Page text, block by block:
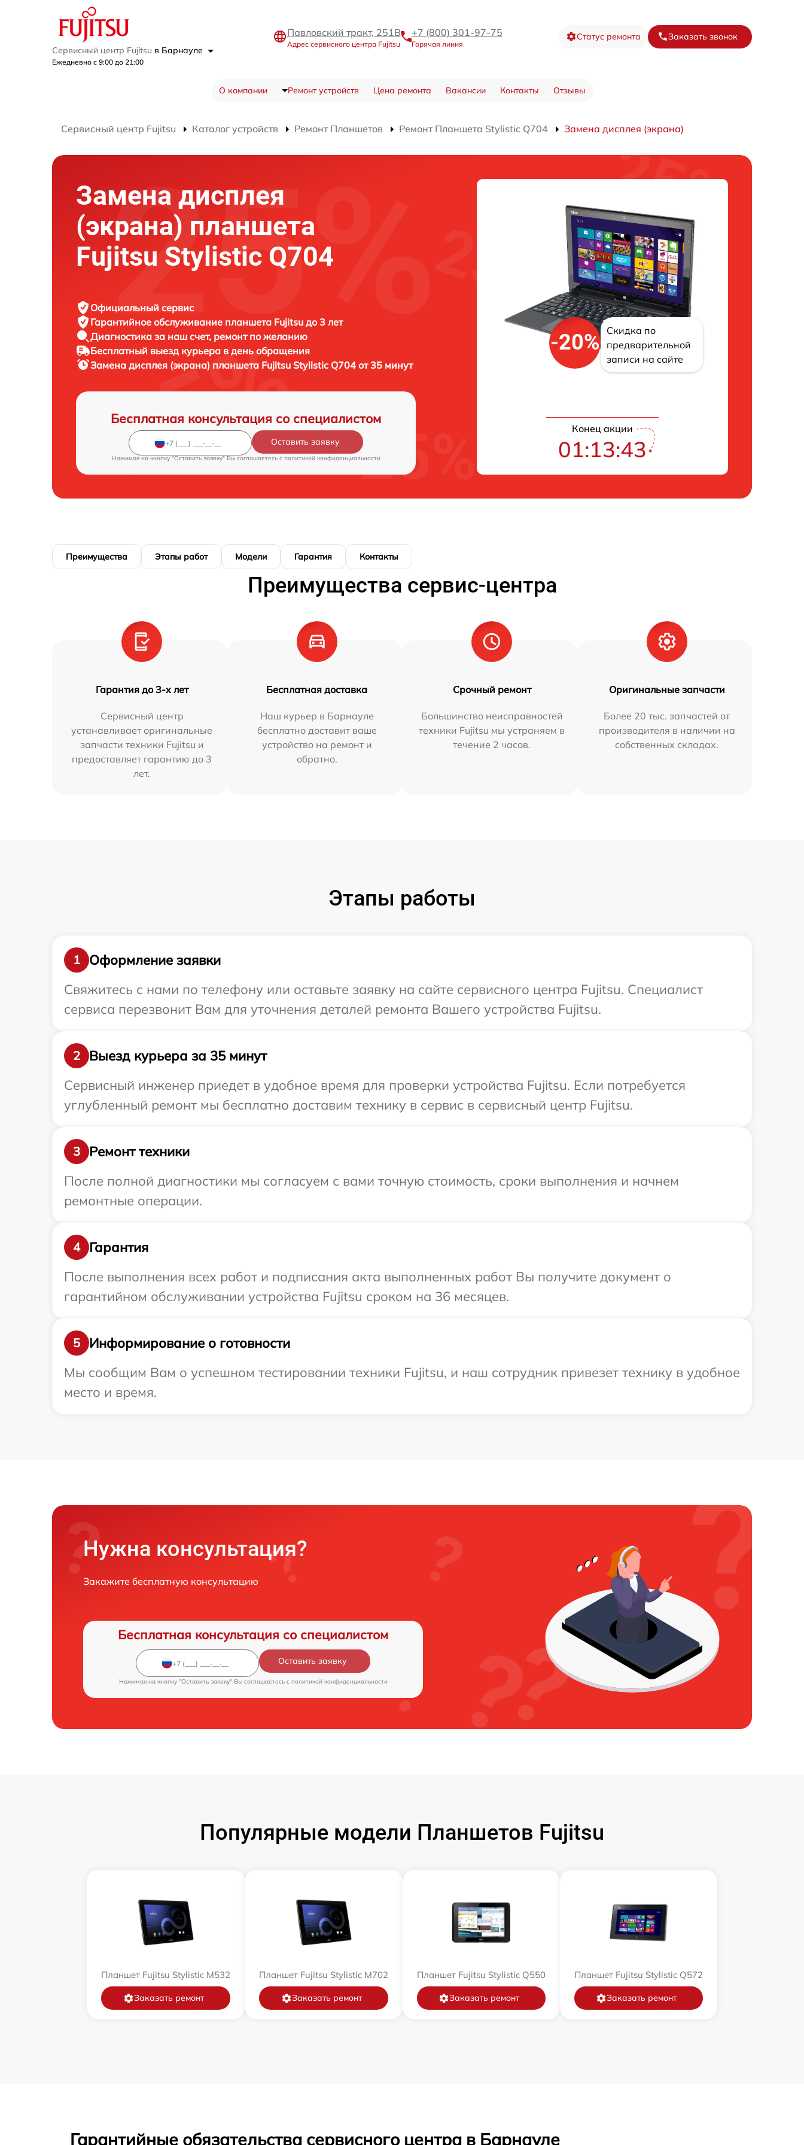
Сервисный центр Fujitsu в Барнауле
Ежедневно с 9:00 до 21:00
Павловский тракт, 251В
Адрес сервисного центра Fujitsu
+7 (800) 301-97-75
Горячая линия
Статус ремонта Заказать звонок
О компании Ремонт устройств Цена ремонта Вакансии Контакты Отзывы
Сервисный центр Fujitsu Каталог устройств Ремонт Планшетов Ремонт Планшета Stylistic Q704 Замена дисплея (экрана)
Замена дисплея
(экрана) планшета
Fujitsu Stylistic Q704
Официальный сервис
Гарантийное обслуживание планшета Fujitsu до 3 лет
Диагностика за наш счет, ремонт по желанию
Бесплатный выезд курьера в день обращения
Замена дисплея (экрана) планшета Fujitsu Stylistic Q704 от 35 минут
Бесплатная консультация со специалистом
Оставить заявку
Нажимая на кнопку "Оставить заявку" Вы соглашаетесь c политикой конфиденциальности
-20%
Скидка по
предварительной
записи на сайте
Конец акции
01:13:42
Преимущества Этапы работ Модели Гарантия Контакты
Преимущества сервис-центра
Гарантия до 3-х лет
Сервисный центр
устанавливает оригинальные
запчасти техники Fujitsu и
предоставляет гарантию до 3
лет.
Бесплатная доставка
Наш курьер в Барнауле
бесплатно доставит ваше
устройство на ремонт и
обратно.
Срочный ремонт
Большинство неисправностей
техники Fujitsu мы устраняем в
течение 2 часов.
Оригинальные запчасти
Более 20 тыс. запчастей от
производителя в наличии на
собственных складах.
Этапы работы
1
Оформление заявки
Свяжитесь с нами по телефону или оставьте заявку на сайте сервисного центра Fujitsu. Специалист
сервиса перезвонит Вам для уточнения деталей ремонта Вашего устройства Fujitsu.
2
Выезд курьера за 35 минут
Сервисный инженер приедет в удобное время для проверки устройства Fujitsu. Если потребуется
углубленный ремонт мы бесплатно доставим технику в сервис в сервисный центр Fujitsu.
3
Ремонт техники
После полной диагностики мы согласуем с вами точную стоимость, сроки выполнения и начнем
ремонтные операции.
4
Гарантия
После выполнения всех работ и подписания акта выполненных работ Вы получите документ о
гарантийном обслуживании устройства Fujitsu сроком на 36 месяцев.
5
Информирование о готовности
Мы сообщим Вам о успешном тестировании техники Fujitsu, и наш сотрудник привезет технику в удобное
место и время.
Нужна консультация?
Закажите бесплатную консультацию
Бесплатная консультация со специалистом
Оставить заявку
Нажимая на кнопку "Оставить заявку" Вы соглашаетесь c политикой конфиденциальности
Популярные модели Планшетов Fujitsu
Планшет Fujitsu Stylistic M532
Заказать ремонт
Планшет Fujitsu Stylistic M702
Заказать ремонт
Планшет Fujitsu Stylistic Q550
Заказать ремонт
Планшет Fujitsu Stylistic Q572
Заказать ремонт
Гарантийные обязательства сервисного центра в Барнауле